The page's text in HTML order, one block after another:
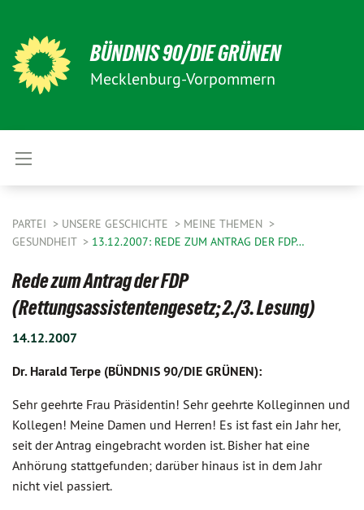
BÜNDNIS 90/DIE GRÜNEN
Mecklenburg-Vorpommern
PARTEI UNSERE GESCHICHTE
MEINE THEMEN
GESUNDHEIT
13.12.2007: REDE ZUM ANTRAG DER FDP…
Rede zum Antrag der FDP
(Rettungsassistentengesetz; 2./3. Lesung)
14.12.2007
Dr. Harald Terpe (BÜNDNIS 90/DIE GRÜNEN):
Sehr geehrte Frau Präsidentin! Sehr geehrte Kolleginnen und
Kollegen! Meine Damen und Herren! Es ist fast ein Jahr her,
seit der Antrag eingebracht worden ist. Bisher hat eine
Anhörung stattgefunden; darüber hinaus ist in dem Jahr
nicht viel passiert.